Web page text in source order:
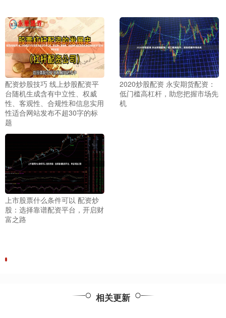
配资炒股技巧 线上炒股配资平
台随机生成含有中立性、权威
性、客观性、合规性和信息实用
性适合网站发布不超30字的标
题
2020炒股配资 永安期货配资：
低门槛高杠杆，助您把握市场先
机
上市股票什么条件可以 配资炒
股：选择靠谱配资平台，开启财
富之路
相关更新